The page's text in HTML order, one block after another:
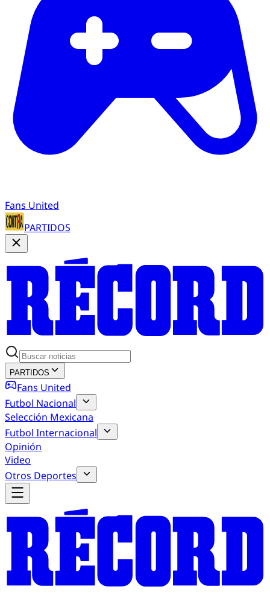
Fans United
PARTIDOS
PARTIDOS
Fans United
Futbol Nacional
Selección Mexicana
Futbol Internacional
Opinión
Video
Otros Deportes